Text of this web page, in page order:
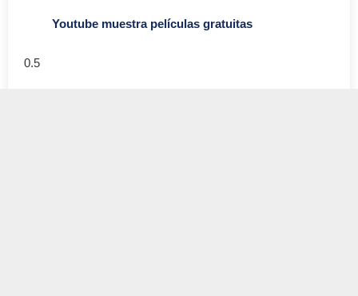
Youtube muestra películas gratuitas